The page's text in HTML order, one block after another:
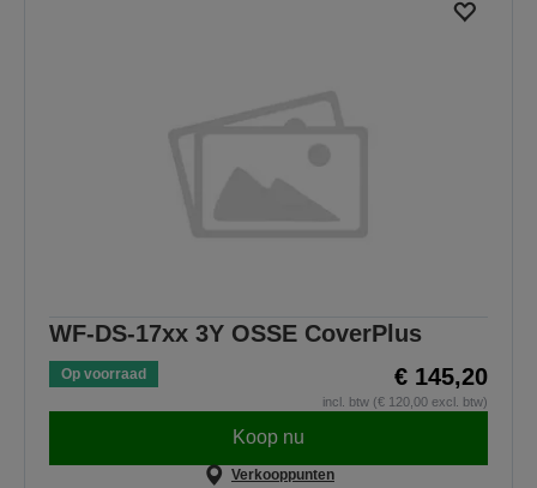
WF-DS-17xx 3Y OSSE CoverPlus
Op voorraad € 145,20
incl. btw (€ 120,00 excl. btw)
Koop nu
Verkooppunten